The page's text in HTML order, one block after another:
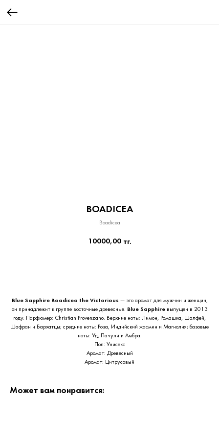
BOADICEA
Boadicea
10000,00 тг.
Blue Sapphire Boadicea the Victorious — это аромат для мужчин и женщин,
он принадлежит к группе восточные древесные. Blue Sapphire выпущен в 2013
году. Парфюмер: Christian Provenzano. Верхние ноты: Лимон, Ромашка, Шалфей,
Шафран и Бархатцы; средние ноты: Роза, Индийский жасмин и Магнолия; базовые
ноты: Уд, Пачули и Амбра.
Пол: Унисекс
Аромат: Древесный
Аромат: Цитрусовый
Может вам понравится: